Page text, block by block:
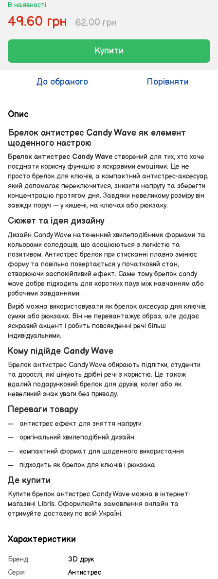
В наявності
49.60 грн 62.00 грн
Купити
До обраного Порівняти
Опис
Брелок антистрес Candy Wave як елемент
щоденного настрою
Брелок антистрес Candy Wave створений для тих, хто хоче
поєднати корисну функцію з яскравими емоціями. Це не
просто брелок для ключів, а компактний антистрес-аксесуар,
який допомагає переключитися, знизити напругу та зберегти
концентрацію протягом дня. Завдяки невеликому розміру він
завжди поруч — у кишені, на ключах або рюкзаку.
Сюжет та ідея дизайну
Дизайн Candy Wave натхненний хвилеподібними формами та
кольорами солодощів, що асоціюються з легкістю та
позитивом. Антистрес брелок при стисканні плавно змінює
форму та повільно повертається у початковий стан,
створюючи заспокійливий ефект. Саме тому брелок candy
wave добре підходить для коротких пауз між навчанням або
робочими завданнями.
Виріб можна використовувати як брелок аксесуар для ключів,
сумки або рюкзака. Він не перевантажує образ, але додає
яскравий акцент і робить повсякденні речі більш
індивідуальними.
Кому підійде Candy Wave
Брелок антистрес Candy Wave обирають підлітки, студенти
та дорослі, які цінують дрібні речі з користю. Це також
вдалий подарунковий брелок для друзів, колег або як
невеликий знак уваги без приводу.
Переваги товару
антистрес ефект для зняття напруги
оригінальний хвилеподібний дизайн
компактний формат для щоденного використання
підходить як брелок для ключів і рюкзака
Де купити
Купити брелок антистрес Candy Wave можна в інтернет-
магазині Libris. Оформлюйте замовлення онлайн та
отримуйте доставку по всій Україні.
Характеристики
Бренд
3D друк
Серія
Антистрес